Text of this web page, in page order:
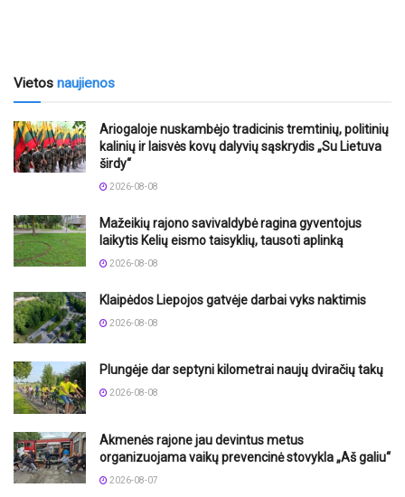
Vietos naujienos
Ariogaloje nuskambėjo tradicinis tremtinių, politinių
kalinių ir laisvės kovų dalyvių sąskrydis „Su Lietuva
širdy“
2026-08-08
Mažeikių rajono savivaldybė ragina gyventojus
laikytis Kelių eismo taisyklių, tausoti aplinką
2026-08-08
Klaipėdos Liepojos gatvėje darbai vyks naktimis
2026-08-08
Plungėje dar septyni kilometrai naujų dviračių takų
2026-08-08
Akmenės rajone jau devintus metus
organizuojama vaikų prevencinė stovykla „Aš galiu“
2026-08-07